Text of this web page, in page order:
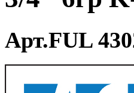
Арт.FUL